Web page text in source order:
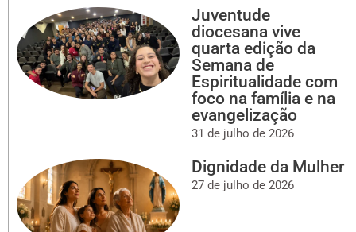
Juventude
diocesana vive
quarta edição da
Semana de
Espiritualidade com
foco na família e na
evangelização
31 de julho de 2026
Dignidade da Mulher
27 de julho de 2026